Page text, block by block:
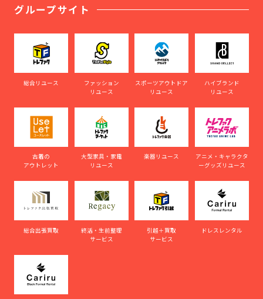
グループサイト
総合リユース
ファッション
リユース
スポーツアウトドア
リユース
ハイブランド
リユース
古着の
アウトレット
大型家具・家電
リユース
楽器リユース
アニメ・キャラクタ
ーグッズリユース
総合出張買取
終活・生前整理
サービス
引越＋買取
サービス
ドレスレンタル